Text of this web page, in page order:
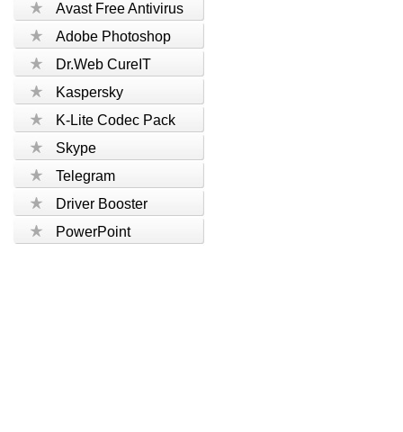
Avast Free Antivirus
Adobe Photoshop
Dr.Web CureIT
Kaspersky
K-Lite Codec Pack
Skype
Telegram
Driver Booster
PowerPoint